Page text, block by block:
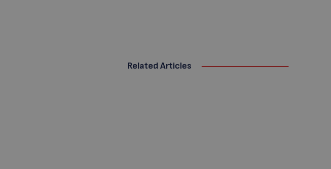
Related Articles